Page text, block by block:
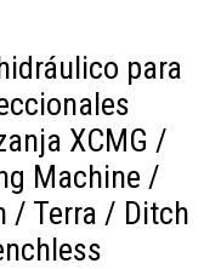
para
XCMG /
Machine /
/ Terra / Ditch